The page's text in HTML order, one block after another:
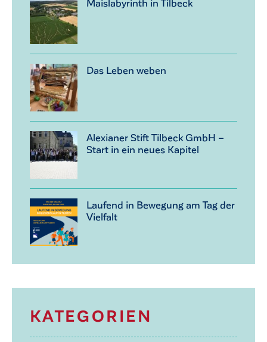
Das Leben weben
Alexianer Stift Tilbeck GmbH –
Start in ein neues Kapitel
Laufend in Bewegung am Tag der
Vielfalt
KATEGORIEN